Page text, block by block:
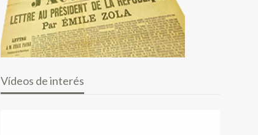
Vídeos de interés